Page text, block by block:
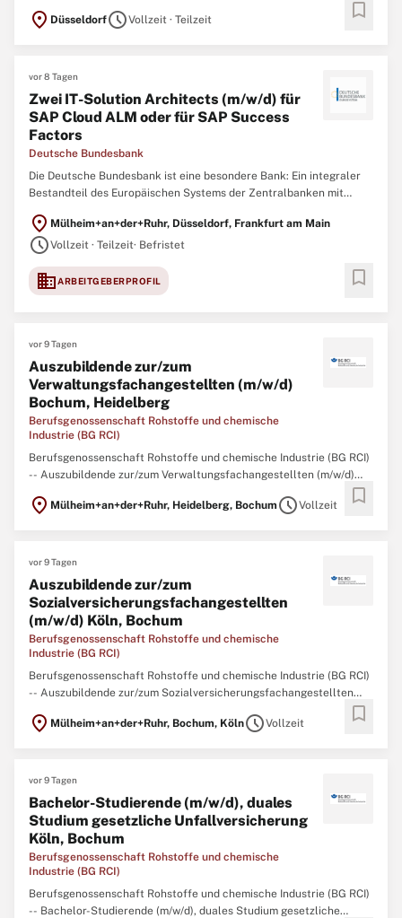
location_on DüsseldorfscheduleVollzeit · Teilzeit bookmark
vor 8 Tagen
Zwei IT-Solution Architects (m/w/d) für
SAP Cloud ALM oder für SAP Success
Factors
Deutsche Bundesbank
Die Deutsche Bundesbank ist eine besondere Bank: Ein integraler
Bestandteil des Europäischen Systems der Zentralbanken mit
Geldpolitik und im Zahlungsverkehr in Deutschland. Allem voran
jedoch sind wir ein starkes Team
location_on Mülheim+an+der+Ruhr, Düsseldorf, Frankfurt am Main
scheduleVollzeit · Teilzeit· Befristet
domainARBEITGEBERPROFIL bookmark
vor 9 Tagen
Auszubildende zur/zum
Verwaltungsfachangestellten (m/w/d)
Bochum, Heidelberg
Berufsgenossenschaft Rohstoffe und chemische
Industrie (BG RCI)
Berufsgenossenschaft Rohstoffe und chemische Industrie (BG RCI)
-- Auszubildende zur/zum Verwaltungsfachangestellten (m/w/d)
Beginnen Sie Ihre Ausbildung in der Sozialversicherung! Die BG RCI
location_on Mülheim+an+der+Ruhr, Heidelberg, Bochum scheduleVollzeit bookmark
vor 9 Tagen
Auszubildende zur/zum
Sozialversicherungsfachangestellten
(m/w/d) Köln, Bochum
Berufsgenossenschaft Rohstoffe und chemische
Industrie (BG RCI)
Berufsgenossenschaft Rohstoffe und chemische Industrie (BG RCI)
-- Auszubildende zur/zum Sozialversicherungsfachangestellten
Beginnen Sie Ihre Ausbildung in der Sozialversicherung! Die BG RCI
location_on Mülheim+an+der+Ruhr, Bochum, KölnscheduleVollzeit bookmark
vor 9 Tagen
Bachelor-Studierende (m/w/d), duales
Studium gesetzliche Unfallversicherung
Köln, Bochum
Berufsgenossenschaft Rohstoffe und chemische
Industrie (BG RCI)
Berufsgenossenschaft Rohstoffe und chemische Industrie (BG RCI)
-- Bachelor-Studierende (m/w/d), duales Studium gesetzliche